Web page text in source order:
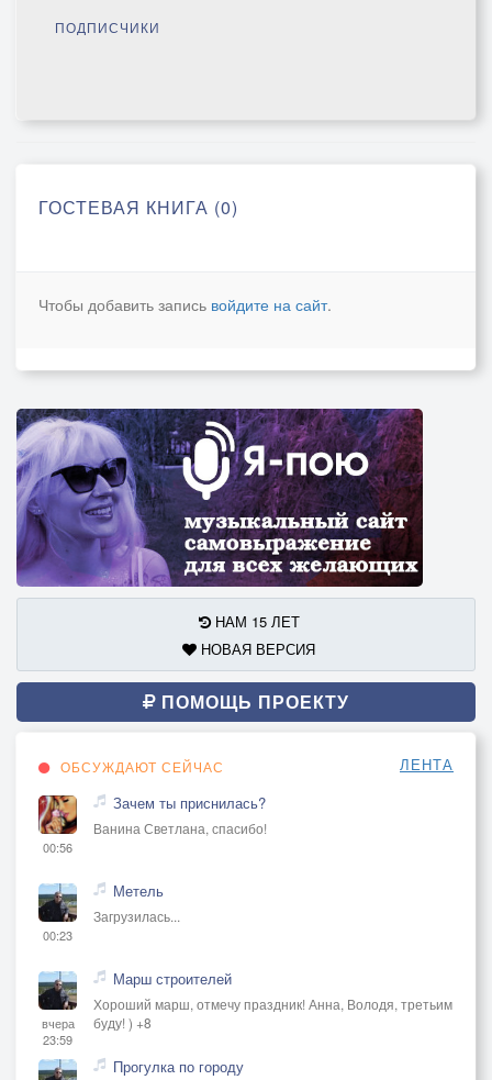
ПОДПИСЧИКИ
ГОСТЕВАЯ КНИГА (0)
Чтобы добавить запись войдите на сайт.
НАМ 15 ЛЕТ
НОВАЯ ВЕРСИЯ
ПОМОЩЬ ПРОЕКТУ
ОБСУЖДАЮТ СЕЙЧАС ЛЕНТА
00:56
Зачем ты приснилась?
Ванина Светлана, спасибо!
00:23
Метель
Загрузилась...
вчера
23:59
Марш строителей
Хороший марш, отмечу праздник! Анна, Володя, третьим
буду! ) +8
Прогулка по городу